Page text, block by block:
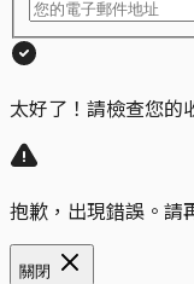
太好了！請檢查您的
抱歉，出現錯誤。請
關閉